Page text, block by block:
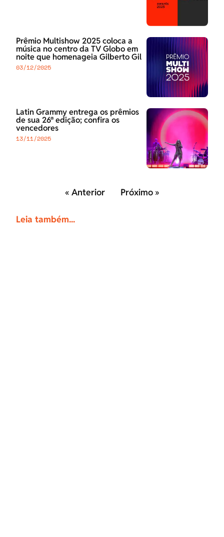
Prêmio Multishow 2025 coloca a
música no centro da TV Globo em
noite que homenageia Gilberto Gil
03/12/2025
Latin Grammy entrega os prêmios
de sua 26ª edição; confira os
vencedores
13/11/2025
« Anterior Próximo »
Leia também...